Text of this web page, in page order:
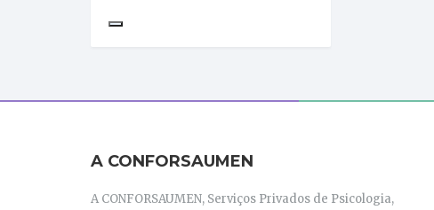
A CONFORSAUMEN
A CONFORSAUMEN, Serviços Privados de Psicologia,